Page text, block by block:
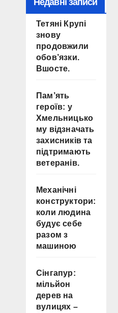
Недавні записи
Тетяні Крупі
знову
продовжили
обов’язки.
Вшосте.
Пам’ять
героїв: у
Хмельницько
му відзначать
захисників та
підтримають
ветеранів.
Механічні
конструктори:
коли людина
будує себе
разом з
машиною
Сінгапур:
мільйон
дерев на
вулицях –